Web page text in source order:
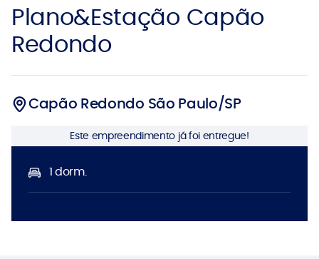
Plano&Estação Capão
Redondo
Capão Redondo São Paulo/SP
Este empreendimento já foi entregue!
1 dorm.